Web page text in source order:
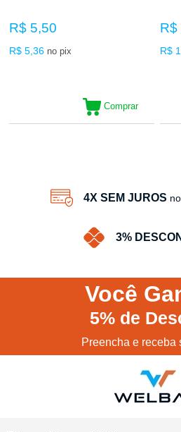
R$ 5,50
R$ 5,36 no pix
Comprar
R$
R$
4X SEM JUROS
3%
Você
5% de
Preencha e receba